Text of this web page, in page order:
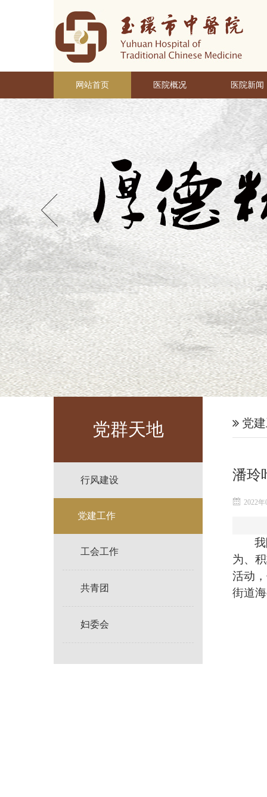
网站首页 医院概况 医院新闻
党群天地
行风建设
党建工作
工会工作
共青团
妇委会
党
潘玲
2022
为、
活动
街道